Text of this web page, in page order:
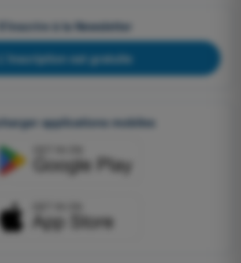
S'inscrire à la Newsletter
L'inscription est gratuite
applications mobiles